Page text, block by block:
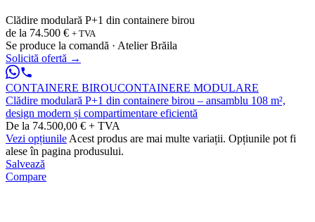
Clădire modulară P+1 din containere birou
de la 74.500 € + TVA
Se produce la comandă · Atelier Brăila
Solicită ofertă →
CONTAINERE BIROUCONTAINERE MODULARE
Clădire modulară P+1 din containere birou – ansamblu 108 m²,
design modern și compartimentare eficientă
De la 74.500,00 € + TVA
Vezi opțiunile Acest produs are mai multe variații. Opțiunile pot fi
alese în pagina produsului.
Salvează
Compare